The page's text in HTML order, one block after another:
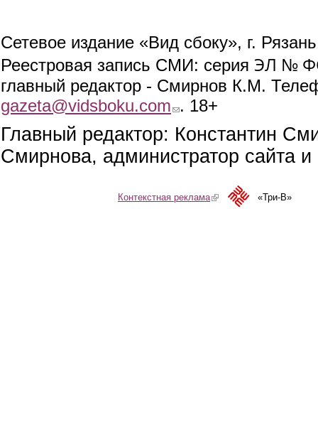
Сетевое издание «Вид сбоку», г.
Реестровая запись СМИ: серия ЭЛ №
главный редактор - Смирнов К.М.
gazeta@vidsboku.com (link sends e-mail)
. 18+
Главный редактор: Константин
Смирнова, администратор сайта
Контекстная реклама(link is external)«Три-В»